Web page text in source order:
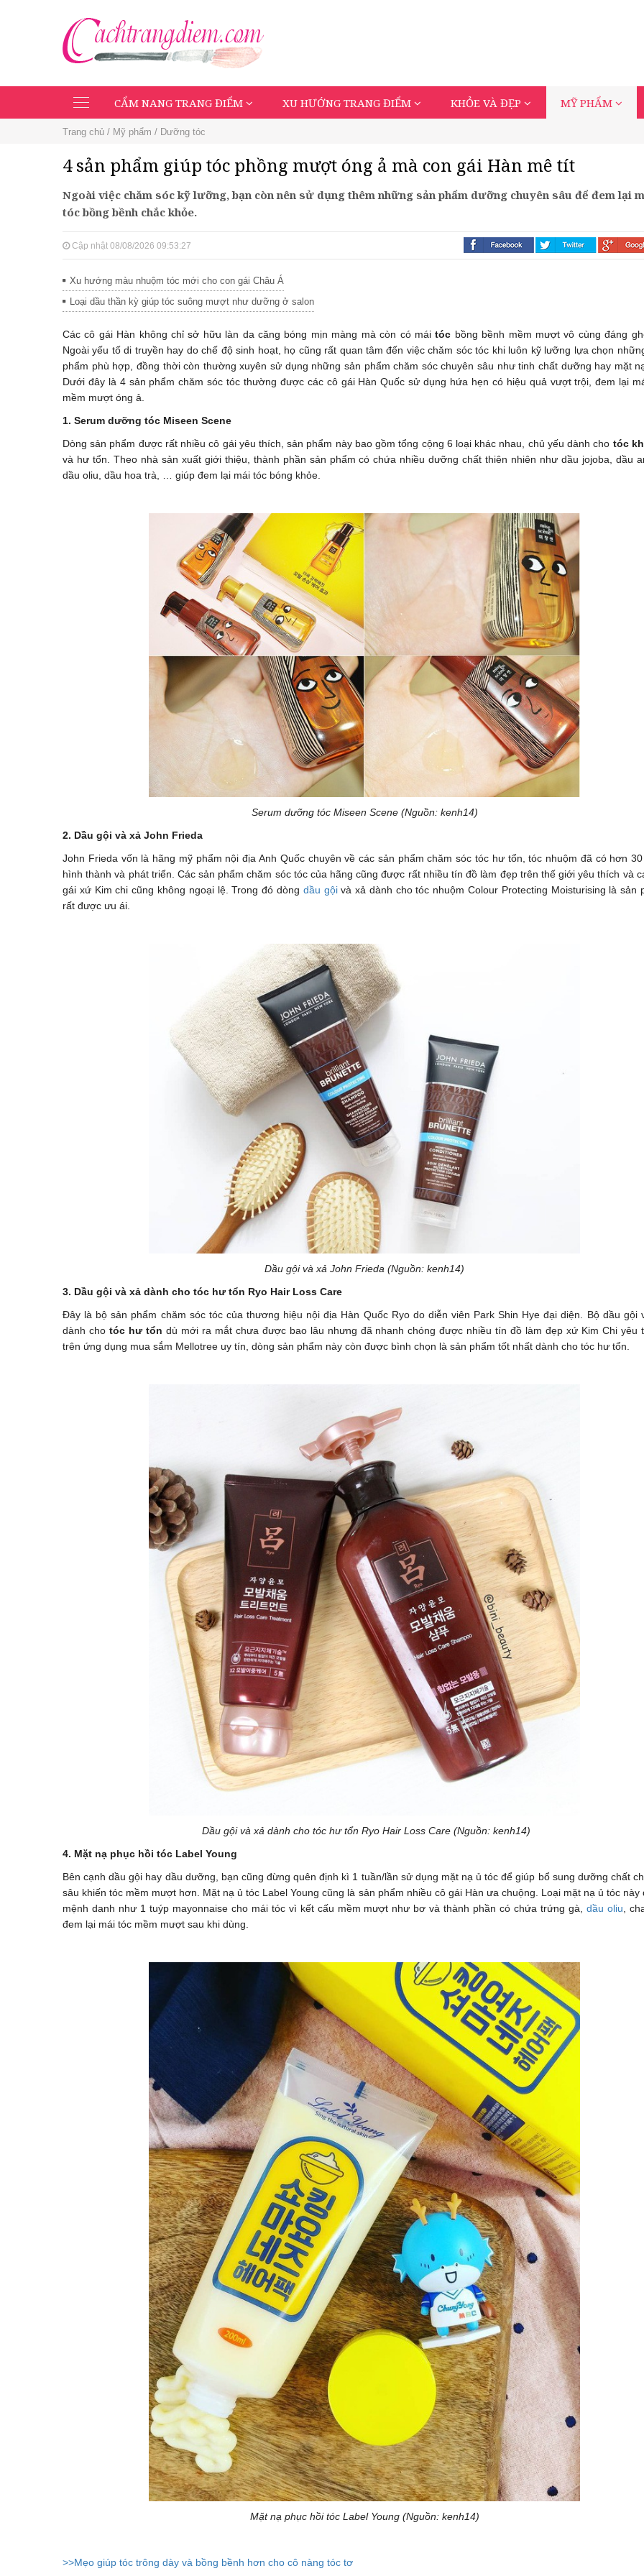
Toggle
navigation
CẨM NANG TRANG ĐIỂM XU HƯỚNG TRANG ĐIỂM KHỎE VÀ ĐẸP MỸ PHẨM
Trang chủ / Mỹ phẩm / Dưỡng tóc
4 sản phẩm giúp tóc phồng mượt óng ả mà con gái Hàn mê tít
Ngoài việc chăm sóc kỹ lưỡng, bạn còn nên sử dụng thêm những sản phẩm dưỡng chuyên sâu để đem lại
tóc bồng bềnh chắc khỏe.
Cập nhật 08/08/2026 09:53:27
Xu hướng màu nhuộm tóc mới cho con gái Châu Á
Loại dầu thần kỳ giúp tóc suông mượt như dưỡng ở salon
Các cô gái Hàn không chỉ sở hữu làn da căng bóng mịn màng mà còn có máitóc bồng bềnh mềm mượt vô cùng đáng
Ngoài yếu tố di truyền hay do chế độ sinh hoạt, họ cũng rất quan tâm đến việc chăm sóc tóc khi luôn kỹ lưỡng lựa chọn
phẩm phù hợp, đồng thời còn thường xuyên sử dụng những sản phẩm chăm sóc chuyên sâu như tinh chất dưỡng hay mặt
Dưới đây là 4 sản phẩm chăm sóc tóc thường được các cô gái Hàn Quốc sử dụng hứa hẹn có hiệu quả vượt trội, đem lại
mềm mượt óng ả.
1. Serum dưỡng tóc Miseen Scene
Dòng sản phẩm được rất nhiều cô gái yêu thích, sản phẩm này bao gồm tổng cộng 6 loại khác nhau, chủ yếu dành cho tóc
và hư tổn. Theo nhà sản xuất giới thiệu, thành phần sản phẩm có chứa nhiều dưỡng chất thiên nhiên như dầu jojoba, dầu
dầu oliu, dầu hoa trà, … giúp đem lại mái tóc bóng khỏe.
Serum dưỡng tóc Miseen Scene (Nguồn: kenh14)
2. Dầu gội và xả John Frieda
John Frieda vốn là hãng mỹ phẩm nội địa Anh Quốc chuyên về các sản phẩm chăm sóc tóc hư tổn, tóc nhuộm đã có hơn
hình thành và phát triển. Các sản phẩm chăm sóc tóc của hãng cũng được rất nhiều tín đồ làm đẹptrên thế giới yêu thích và
gái xứ Kim chi cũng không ngoại lệ. Trong đó dòng dầu gộivà xả dành cho tóc nhuộm Colour Protecting Moisturising là sản
rất được ưu ái.
Dầu gội và xả John Frieda (Nguồn: kenh14)
3. Dầu gội và xả dành cho tóc hư tổn Ryo Hair Loss Care
Đây là bộ sản phẩm chăm sóc tóc của thương hiệu nội địa Hàn Quốc Ryo do diễn viên Park Shin Hye đại diện. Bộ dầu gội
dành cho tóc hư tổn dù mới ra mắt chưa được bao lâu nhưng đã nhanh chóng được nhiều tín đồ làm đẹp xứ Kim Chi yêu
trên ứng dụng mua sắm Mellotree uy tín, dòng sản phẩm này còn được bình chọn là sản phẩm tốt nhất dành cho tóc hư tổn.
Dầu gội và xả dành cho tóc hư tổn Ryo Hair Loss Care (Nguồn: kenh14)
4. Mặt nạ phục hồi tóc Label Young
Bên cạnh dầu gội hay dầu dưỡng, bạn cũng đừng quên định kì 1 tuần/lần sử dụng mặt nạ ủ tóc để giúp bổ sung dưỡng chất
sâu khiến tóc mềm mượt hơn. Mặt nạ ủ tóc Label Young cũng là sản phẩm nhiều cô gái Hàn ưa chuộng. Loại mặt nạ ủ tóc này
mệnh danh như 1 tuýp mayonnaise cho mái tóc vì kết cấu mềm mượt như bơ và thành phần có chứa trứng gà,dầu oliu ,
đem lại mái tóc mềm mượt sau khi dùng.
Mặt nạ phục hồi tóc Label Young (Nguồn: kenh14)
>>Mẹo giúp tóc trông dày và bồng bềnh hơn cho cô nàng tóc tơ